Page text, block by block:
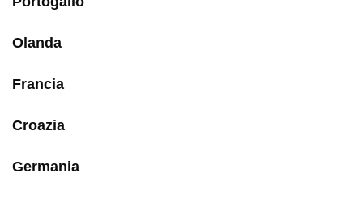
Olanda
Francia
Croazia
Germania